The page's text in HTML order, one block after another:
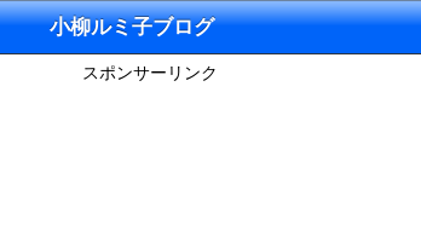
小柳ルミ子ブログ
スポンサーリンク